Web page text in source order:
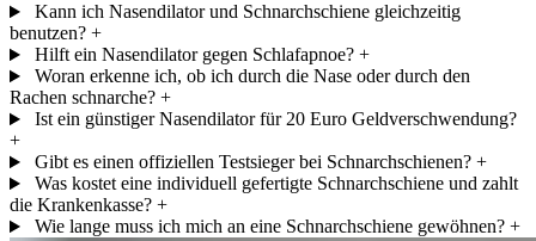
Kann ich Nasendilator und Schnarchschiene gleichzeitig
benutzen? +
Hilft ein Nasendilator gegen Schlafapnoe? +
Woran erkenne ich, ob ich durch die Nase oder durch den
Rachen schnarche? +
Ist ein günstiger Nasendilator für 20 Euro Geldverschwendung?
+
Gibt es einen offiziellen Testsieger bei Schnarchschienen? +
Was kostet eine individuell gefertigte Schnarchschiene und zahlt
die Krankenkasse? +
Wie lange muss ich mich an eine Schnarchschiene gewöhnen? +